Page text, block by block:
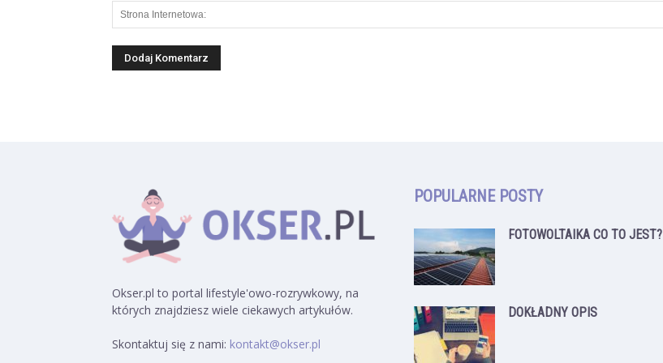
Okser.pl to portal lifestyle'owo-rozrywkowy, na
których znajdziesz wiele ciekawych artykułów.
Skontaktuj się z nami: kontakt@okser.pl
POPULARNE POSTY
FOTOWOLTAIKA CO TO JEST?
DOKŁADNY OPIS